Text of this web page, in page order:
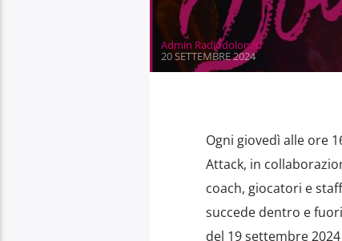
Admin Radiodolomiti
20 SETTEMBRE 2024
Ogni giovedì alle ore
Attack, in
coach, giocatori e
succede dentro e
del 19 settembre